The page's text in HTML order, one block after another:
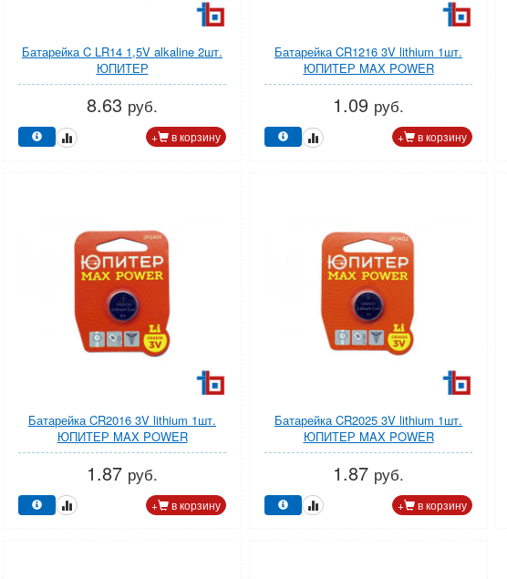
Батарейка C LR14 1,5V alkaline 2шт.
ЮПИТЕР
8.63 руб.
+ в корзину
Батарейка CR1216 3V lithium 1шт.
ЮПИТЕР MAX POWER
1.09 руб.
+ в корзину
Батарейка CR2016 3V lithium 1шт.
ЮПИТЕР MAX POWER
1.87 руб.
+ в корзину
Батарейка CR2025 3V lithium 1шт.
ЮПИТЕР MAX POWER
1.87 руб.
+ в корзину